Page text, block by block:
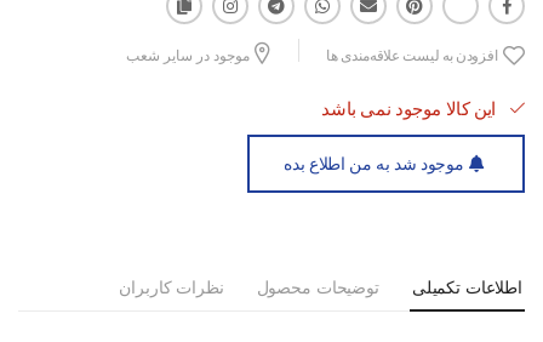
افزودن به لیست علاقه‌مندی ها موجود در سایر شعب
این کالا موجود نمی باشد
موجود شد به من اطلاع بده
اطلاعات تکمیلی توضیحات محصول نظرات کاربران